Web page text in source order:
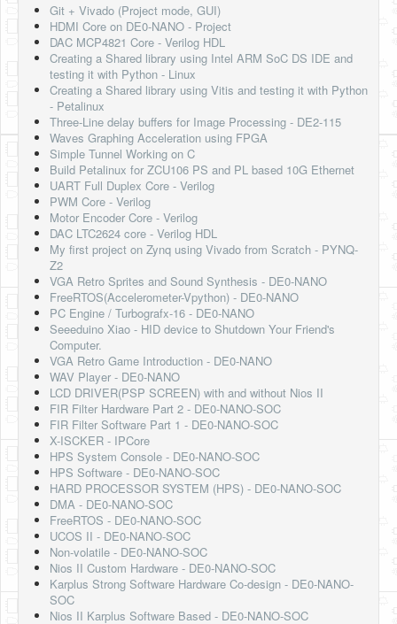
Git + Vivado (Project mode, GUI)
HDMI Core on DE0-NANO - Project
DAC MCP4821 Core - Verilog HDL
Creating a Shared library using Intel ARM SoC DS IDE and
testing it with Python - Linux
Creating a Shared library using Vitis and testing it with Python
- Petalinux
Three-Line delay buffers for Image Processing - DE2-115
Waves Graphing Acceleration using FPGA
Simple Tunnel Working on C
Build Petalinux for ZCU106 PS and PL based 10G Ethernet
UART Full Duplex Core - Verilog
PWM Core - Verilog
Motor Encoder Core - Verilog
DAC LTC2624 core - Verilog HDL
My first project on Zynq using Vivado from Scratch - PYNQ-
Z2
VGA Retro Sprites and Sound Synthesis - DE0-NANO
FreeRTOS(Accelerometer-Vpython) - DE0-NANO
PC Engine / Turbografx-16 - DE0-NANO
Seeeduino Xiao - HID device to Shutdown Your Friend's
Computer.
VGA Retro Game Introduction - DE0-NANO
WAV Player - DE0-NANO
LCD DRIVER(PSP SCREEN) with and without Nios II
FIR Filter Hardware Part 2 - DE0-NANO-SOC
FIR Filter Software Part 1 - DE0-NANO-SOC
X-ISCKER - IPCore
HPS System Console - DE0-NANO-SOC
HPS Software - DE0-NANO-SOC
HARD PROCESSOR SYSTEM (HPS) - DE0-NANO-SOC
DMA - DE0-NANO-SOC
FreeRTOS - DE0-NANO-SOC
UCOS II - DE0-NANO-SOC
Non-volatile - DE0-NANO-SOC
Nios II Custom Hardware - DE0-NANO-SOC
Karplus Strong Software Hardware Co-design - DE0-NANO-
SOC
Nios II Karplus Software Based - DE0-NANO-SOC